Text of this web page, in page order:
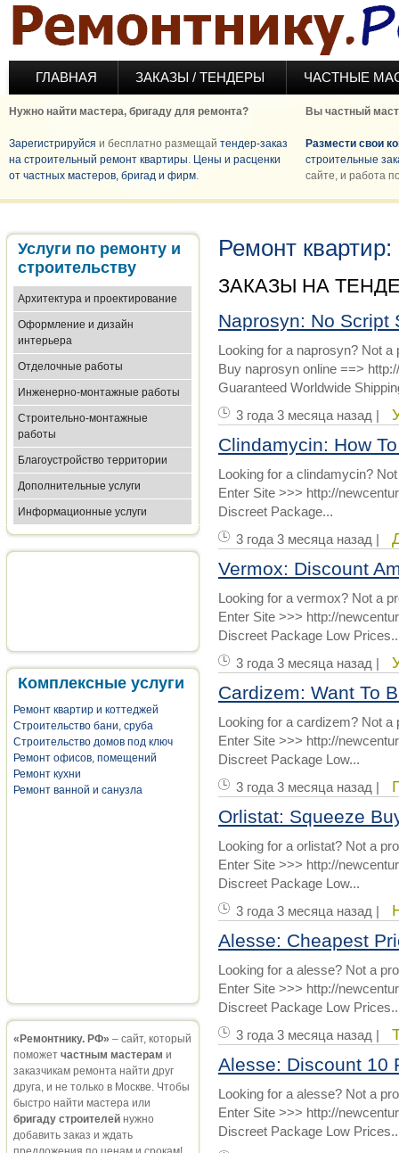
Перейти к основному содержанию
ГЛАВНАЯ ЗАКАЗЫ / ТЕНДЕРЫ ЧАСТНЫЕ
Нужно найти мастера, бригаду для ремонта?
Зарегистрируйся и бесплатно размещай тендер-заказ
на строительный ремонт квартиры. Цены и расценки
от частных мастеров, бригад и фирм.
Вы частный
Размести свои
строительные
сайте, и работа
Услуги по ремонту и
строительству
Архитектура и проектирование
Оформление и дизайн
интерьера
Отделочные работы
Инженерно-монтажные работы
Строительно-монтажные
работы
Благоустройство территории
Дополнительные услуги
Информационные услуги
Комплексные услуги
Ремонт квартир и коттеджей
Строительство бани, сруба
Строительство домов под ключ
Ремонт офисов, помещений
Ремонт кухни
Ремонт ванной и санузла
«Ремонтнику. РФ» – сайт, который
поможет частным мастерам и
заказчикам ремонта найти друг
друга, и не только в Москве. Чтобы
быстро найти мастера или
бригаду строителей нужно
добавить заказ и ждать
Ремонт
ЗАКАЗЫ НА
Naprosyn: No Script
Looking for a naprosyn? Not a
Buy naprosyn online ==>
Guaranteed Worldwide
3 года 3 месяца назад |
Clindamycin: How
Looking for a clindamycin?
Enter Site >>> http://
Discreet Package...
3 года 3 месяца назад |
Vermox: Discount
Looking for a vermox? Not a
Enter Site >>> http://
Discreet Package Low
3 года 3 месяца назад |
Cardizem: Want To
Looking for a cardizem? Not a
Enter Site >>> http://
Discreet Package Low...
3 года 3 месяца назад |
Orlistat: Squeeze
Looking for a orlistat? Not a
Enter Site >>> http://
Discreet Package Low...
3 года 3 месяца назад |
Alesse: Cheapest
Looking for a alesse? Not a
Enter Site >>> http://
Discreet Package Low
3 года 3 месяца назад |
Alesse: Discount 10
Looking for a alesse? Not a
Enter Site >>> http://
Discreet Package Low